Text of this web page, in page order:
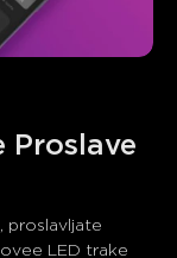
Proslave
proslavljate
LED trake